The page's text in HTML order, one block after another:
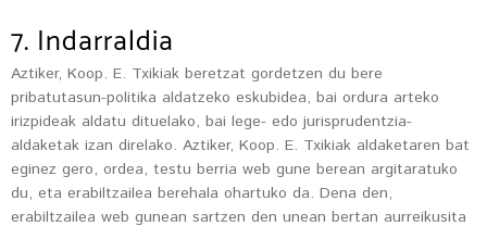
7. Indarraldia
Aztiker, Koop. E. Txikiak beretzat gordetzen du bere
pribatutasun-politika aldatzeko eskubidea, bai ordura arteko
irizpideak aldatu dituelako, bai lege- edo jurisprudentzia-
aldaketak izan direlako. Aztiker, Koop. E. Txikiak aldaketaren bat
eginez gero, ordea, testu berria web gune berean argitaratuko
du, eta erabiltzailea berehala ohartuko da. Dena den,
erabiltzailea web gunean sartzen den unean bertan aurreikusita